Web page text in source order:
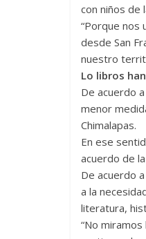
con niños de
“Porque nos
desde San
nuestro
Lo libros
De acuerdo
menor
Chimalapas.
En ese
acuerdo de
De acuerdo
a la
literatura,
“No